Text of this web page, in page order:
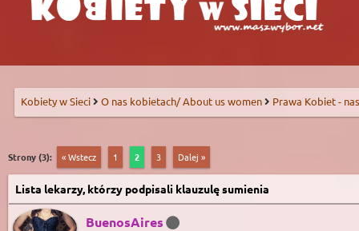
Kobiety w Sieci O nas kobietach/ About us women Prawa Kobiet -
Strony (3): « Wstecz 1 2 3 Dalej »
Lista lekarzy, którzy podpisali klauzulę sumienia
BuenosAires